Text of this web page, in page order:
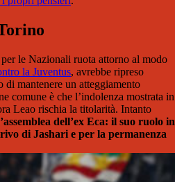
le Nazionali ruota attorno al modo
la Juventus, avrebbe ripreso
di mantenere un atteggiamento
comune è che l’indolenza mostrata in
Leao rischia la titolarità. Intanto
dell’ex Eca: il suo ruolo in
di Jashari e per la permanenza